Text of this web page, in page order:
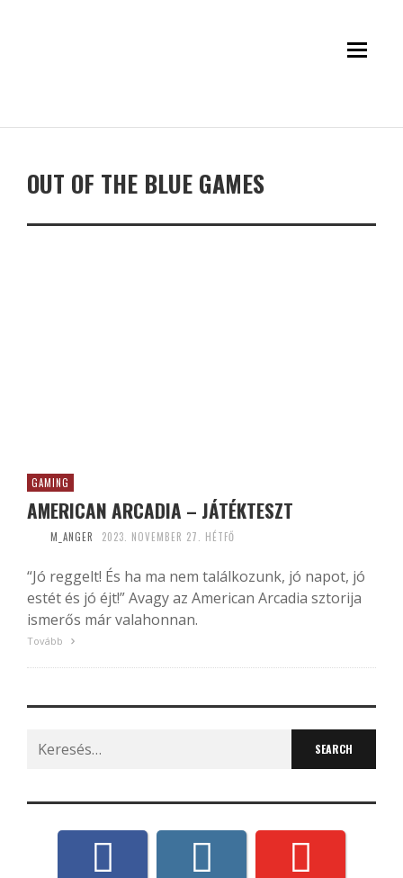
OUT OF THE BLUE GAMES
GAMING
AMERICAN ARCADIA – JÁTÉKTESZT
M_ANGER 2023. NOVEMBER 27. HÉTFŐ
“Jó reggelt! És ha ma nem találkozunk, jó napot, jó
estét és jó éjt!” Avagy az American Arcadia sztorija
ismerős már valahonnan.
Tovább
Search
for: